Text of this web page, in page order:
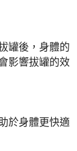
罐後，身體的
影響拔罐的效
於身體更快適